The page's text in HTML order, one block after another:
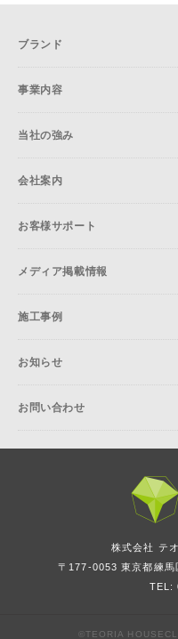
ブランド
事業内容
当社の強み
会社案内
お客様サポート
メディア掲載情報
施工事例
お知らせ
お問い合わせ
株式会社 テ
〒177-0053 東京都練
TEL:
©TEORIA